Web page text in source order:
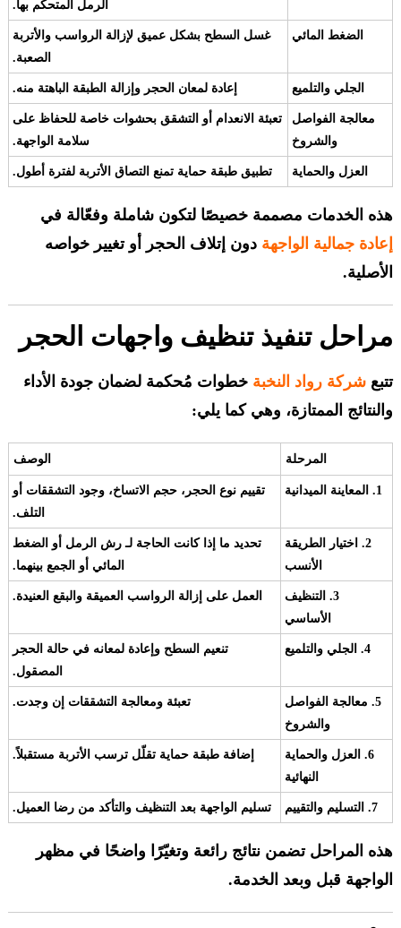
الرمل المتحكم بها.
الضغط المائي
غسل السطح بشكل عميق لإزالة الرواسب والأتربة
الصعبة.
الجلي والتلميع إعادة لمعان الحجر وإزالة الطبقة الباهتة منه.
معالجة الفواصل
والشروخ
تعبئة الانعدام أو التشقق بحشوات خاصة للحفاظ على
سلامة الواجهة.
العزل والحماية تطبيق طبقة حماية تمنع التصاق الأتربة لفترة أطول.
هذه الخدمات مصممة خصيصًا لتكون شاملة وفعّالة في
إعادة جمالية الواجهة دون إتلاف الحجر أو تغيير خواصه
الأصلية.
مراحل تنفيذ تنظيف واجهات الحجر
تتبع شركة رواد النخبة خطوات مُحكمة لضمان جودة الأداء
والنتائج الممتازة، وهي كما يلي:
المرحلة الوصف
1. المعاينة الميدانية
تقييم نوع الحجر، حجم الاتساخ، وجود التشققات أو
التلف.
2. اختيار الطريقة
الأنسب
تحديد ما إذا كانت الحاجة لـ رش الرمل أو الضغط
المائي أو الجمع بينهما.
3. التنظيف
الأساسي
العمل على إزالة الرواسب العميقة والبقع العنيدة.
4. الجلي والتلميع
تنعيم السطح وإعادة لمعانه في حالة الحجر
المصقول.
5. معالجة الفواصل
والشروخ
تعبئة ومعالجة التشققات إن وجدت.
6. العزل والحماية
النهائية
إضافة طبقة حماية تقلّل ترسب الأتربة مستقبلاً.
7. التسليم والتقييم تسليم الواجهة بعد التنظيف والتأكد من رضا العميل.
هذه المراحل تضمن نتائج رائعة وتغيّرًا واضحًا في مظهر
الواجهة قبل وبعد الخدمة.